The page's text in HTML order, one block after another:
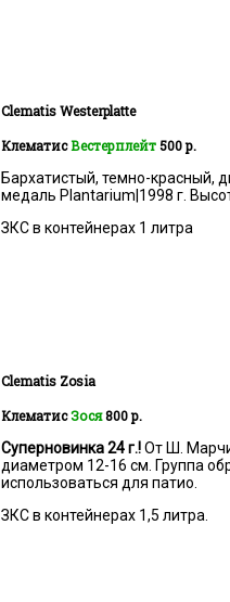
ClematisWesterplatte
КлематисВестерплейт500 р.
Бархатистый, темно-красный,
медаль Plantarium|1998 г.
ЗКС в контейнерах 1 литра
Clematis Zosia
КлематисЗося800 р.
Суперновинка 24 г.!От Ш.
диаметром 12-16 см. Группа
использоваться для патио.
ЗКС в контейнерах 1,5 литра.